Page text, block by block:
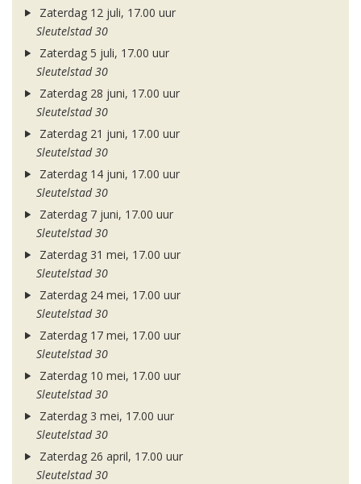
Zaterdag 12 juli, 17.00 uur
Sleutelstad 30
Zaterdag 5 juli, 17.00 uur
Sleutelstad 30
Zaterdag 28 juni, 17.00 uur
Sleutelstad 30
Zaterdag 21 juni, 17.00 uur
Sleutelstad 30
Zaterdag 14 juni, 17.00 uur
Sleutelstad 30
Zaterdag 7 juni, 17.00 uur
Sleutelstad 30
Zaterdag 31 mei, 17.00 uur
Sleutelstad 30
Zaterdag 24 mei, 17.00 uur
Sleutelstad 30
Zaterdag 17 mei, 17.00 uur
Sleutelstad 30
Zaterdag 10 mei, 17.00 uur
Sleutelstad 30
Zaterdag 3 mei, 17.00 uur
Sleutelstad 30
Zaterdag 26 april, 17.00 uur
Sleutelstad 30